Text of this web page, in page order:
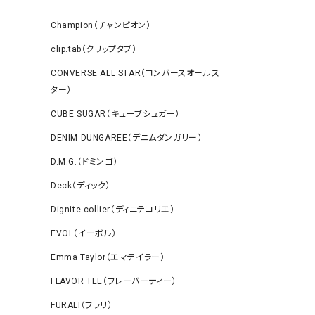
Champion（チャンピオン）
clip.tab（クリップタブ）
CONVERSE ALL STAR（コンバースオールス
ター）
CUBE SUGAR（キューブシュガー）
DENIM DUNGAREE（デニムダンガリー）
D.M.G.（ドミンゴ）
Deck（ディック）
Dignite collier（ディニテコリエ）
EVOL（イーボル）
Emma Taylor（エマテイラー）
FLAVOR TEE（フレーバーティー）
FURALI（フラリ）